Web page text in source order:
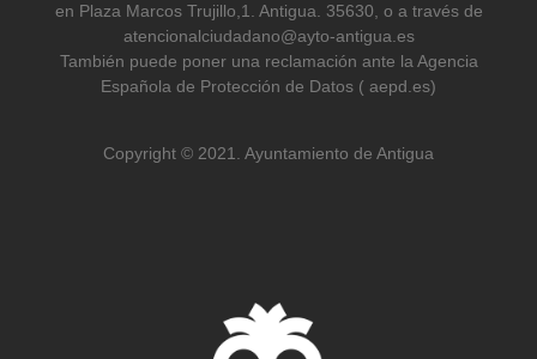
en Plaza Marcos Trujillo,1. Antigua. 35630, o a través de
atencionalciudadano@ayto-antigua.es
También puede poner una reclamación ante la Agencia
Española de Protección de Datos ( aepd.es)
Copyright © 2021. Ayuntamiento de Antigua